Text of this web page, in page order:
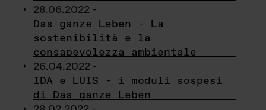
28.06.2022 -
Das ganze Leben - La
sostenibilità e la
consapevolezza ambientale
26.04.2022 -
IDA e LUIS - i moduli sospesi
di Das ganze Leben